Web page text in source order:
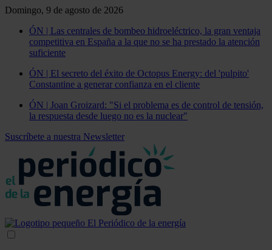
Domingo, 9 de agosto de 2026
ÓN | Las centrales de bombeo hidroeléctrico, la gran ventaja
competitiva en España a la que no se ha prestado la atención
suficiente
ÓN | El secreto del éxito de Octopus Energy: del 'pulpito'
Constantine a generar confianza en el cliente
ÓN | Joan Groizard: "Si el problema es de control de tensión,
la respuesta desde luego no es la nuclear"
Suscríbete a nuestra Newsletter